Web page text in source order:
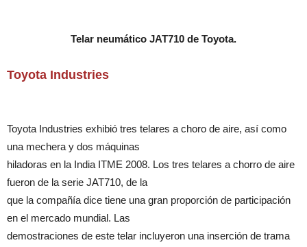
Telar neumático JAT710 de Toyota.
Toyota Industries
Toyota Industries exhibió tres telares a choro de aire, así como
una mechera y dos máquinas
hiladoras en la India ITME 2008. Los tres telares a chorro de aire
fueron de la serie JAT710, de la
que la compañía dice tiene una gran proporción de participación
en el mercado mundial. Las
demostraciones de este telar incluyeron una inserción de trama